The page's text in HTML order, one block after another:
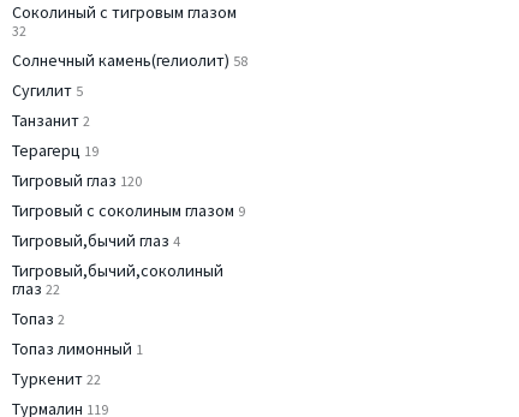
Соколиный с тигровым глазом
32
Солнечный камень(гелиолит) 58
Сугилит 5
Танзанит 2
Терагерц 19
Тигровый глаз 120
Тигровый с соколиным глазом 9
Тигровый,бычий глаз 4
Тигровый,бычий,соколиный
глаз 22
Топаз 2
Топаз лимонный 1
Туркенит 22
Турмалин 119